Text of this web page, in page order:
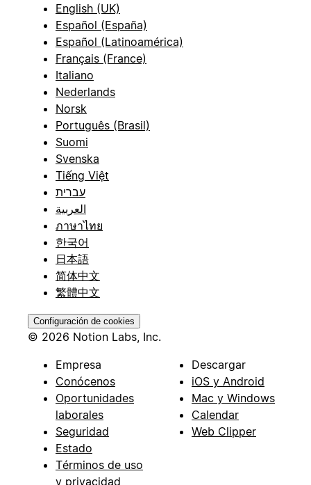
English (UK)
Español (España)
Español (Latinoamérica)
Français (France)
Italiano
Nederlands
Norsk
Português (Brasil)
Suomi
Svenska
Tiếng Việt
עברית
العربية
ภาษาไทย
한국어
日本語
简体中文
繁體中文
Configuración de cookies
© 2026 Notion Labs, Inc.
Empresa
Conócenos
Oportunidades
laborales
Seguridad
Estado
Términos de uso
y privacidad
Descargar
iOS y Android
Mac y Windows
Calendar
Web Clipper